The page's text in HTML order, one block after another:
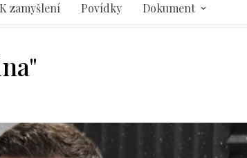
K zamyšlení Povídky Dokument